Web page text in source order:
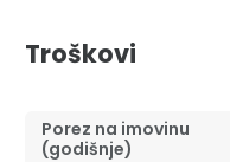
Troškovi
Porez na imovinu
(godišnje)